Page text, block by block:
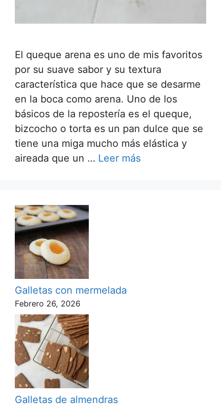
El queque arena es uno de mis favoritos
por su suave sabor y su textura
característica que hace que se desarme
en la boca como arena. Uno de los
básicos de la repostería es el queque,
bizcocho o torta es un pan dulce que se
tiene una miga mucho más elástica y
aireada que un … Leer más
Galletas con mermelada
Febrero 26, 2026
Galletas de almendras